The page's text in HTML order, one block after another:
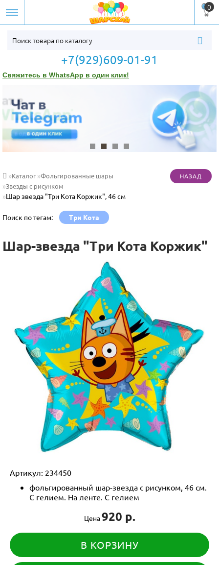
0
+7(929)609-01-91
Свяжитесь в WhatsApp в один клик!
Каталог Фольгированные шары
Звезды с рисунком
Шар звезда "Три Кота Коржик", 46 см
Поиск по тегам: Три Кота
Шар-звезда "Три Кота Коржик"
Артикул: 234450
фольгированный шар-звезда с рисунком, 46 см.
С гелием. На ленте. С гелием
Цена920 р.
В КОРЗИНУ